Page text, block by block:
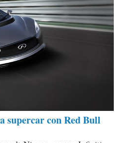
supercar con Red Bull